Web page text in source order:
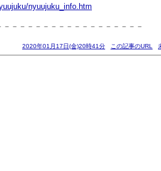
nyuujuku_info.htm
－－－－－－－－－－－－－－－－－
2020年01月17日(金)20時41分 この記事のURL